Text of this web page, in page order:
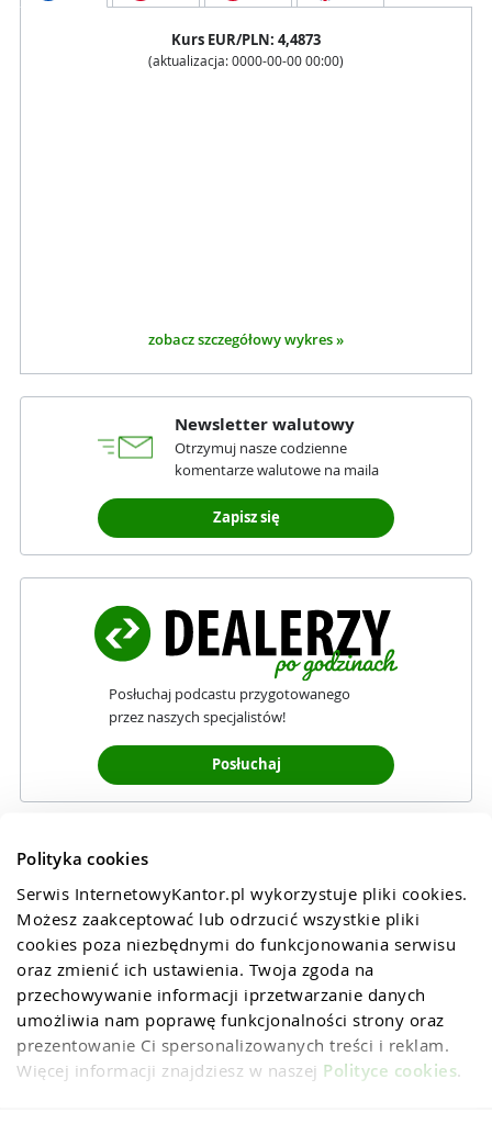
Polityka cookies
Serwis InternetowyKantor.pl wykorzystuje pliki cookies.
Możesz zaakceptować lub odrzucić wszystkie pliki
cookies poza niezbędnymi do funkcjonowania serwisu
oraz zmienić ich ustawienia. Twoja zgoda na
przechowywanie informacji iprzetwarzanie danych
umożliwia nam poprawę funkcjonalności strony oraz
prezentowanie Ci spersonalizowanych treści i reklam.
Więcej informacji znajdziesz w naszej Polityce cookies.
Kurs EUR/PLN: 4,4873
(aktualizacja: 0000-00-00 00:00)
zobacz szczegółowy wykres »
Newsletter walutowy
Otrzymuj nasze codzienne
komentarze walutowe na maila
Zapisz się
Posłuchaj podcastu przygotowanego
przez naszych specjalistów!
Posłuchaj